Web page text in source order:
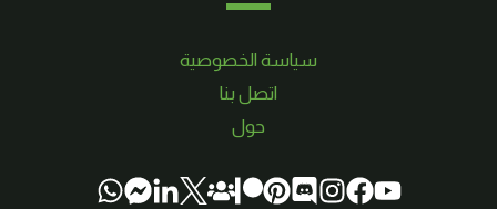
سياسة الخصوصية
اتصل بنا
حول